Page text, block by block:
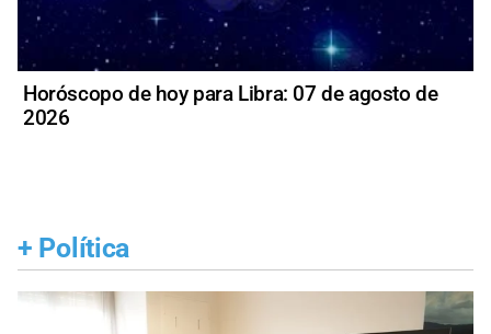
Horóscopo de hoy para Libra: 07 de agosto de
2026
+ Política